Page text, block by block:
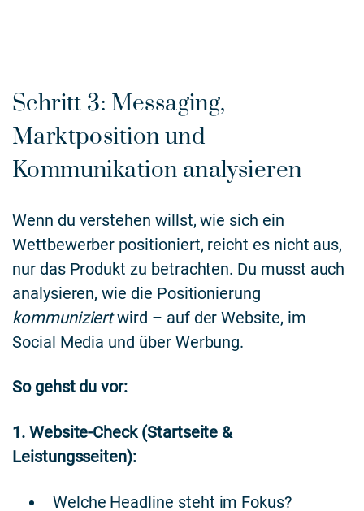
Schritt 3: Messaging,
Marktposition und
Kommunikation analysieren
Wenn du verstehen willst, wie sich ein
Wettbewerber positioniert, reicht es nicht aus,
nur das Produkt zu betrachten. Du musst auch
analysieren, wie die Positionierung
kommuniziertwird – auf der Website, im
Social Media und über Werbung.
So gehst du vor:
1. Website-Check (Startseite &
Leistungsseiten):
Welche Headline steht im Fokus?